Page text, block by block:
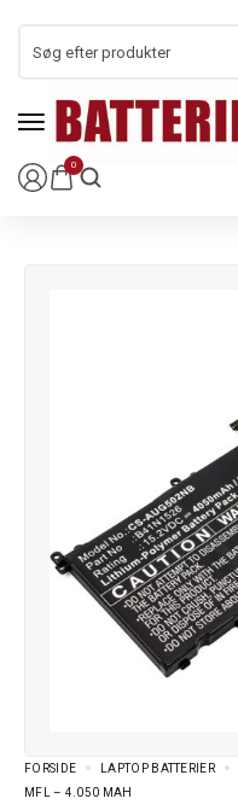
0
FORSIDE LAPTOP BATTERIER
MFL – 4.050 MAH